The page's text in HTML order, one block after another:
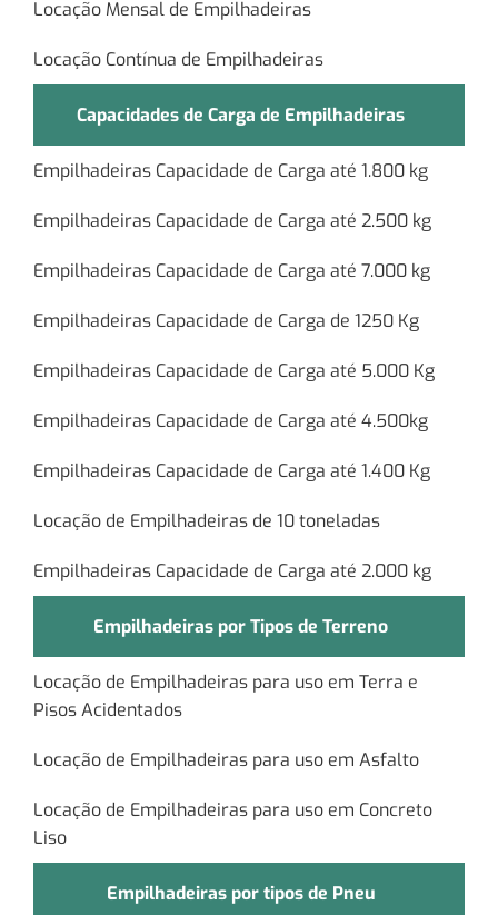
Locação Mensal de Empilhadeiras
Locação Contínua de Empilhadeiras
Capacidades de Carga de Empilhadeiras
Empilhadeiras Capacidade de Carga até 1.800 kg
Empilhadeiras Capacidade de Carga até 2.500 kg
Empilhadeiras Capacidade de Carga até 7.000 kg
Empilhadeiras Capacidade de Carga de 1250 Kg
Empilhadeiras Capacidade de Carga até 5.000 Kg
Empilhadeiras Capacidade de Carga até 4.500kg
Empilhadeiras Capacidade de Carga até 1.400 Kg
Locação de Empilhadeiras de 10 toneladas
Empilhadeiras Capacidade de Carga até 2.000 kg
Empilhadeiras por Tipos de Terreno
Locação de Empilhadeiras para uso em Terra e
Pisos Acidentados
Locação de Empilhadeiras para uso em Asfalto
Locação de Empilhadeiras para uso em Concreto
Liso
Empilhadeiras por tipos de Pneu